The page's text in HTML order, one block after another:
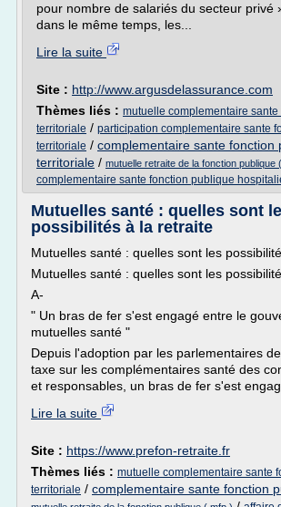
pour nombre de salariés du secteur privé
dans le même temps, les...
Lire la suite
Site : http://www.argusdelassurance.com
Thèmes liés : mutuelle complementaire
territoriale / participation complementaire sante
territoriale / complementaire sante fonction
territoriale / mutuelle retraite de la fonction publique
complementaire sante fonction publique
Mutuelles santé : quelles sont
possibilités à la retraite
Mutuelles santé : quelles sont les
Mutuelles santé : quelles sont les
A-
" Un bras de fer s'est engagé entre le
mutuelles santé "
Depuis l'adoption par les parlementaires
taxe sur les complémentaires santé des
et responsables, un bras de fer s'est
Lire la suite
Site : https://www.prefon-retraite.fr
Thèmes liés : mutuelle complementaire sante
territoriale / complementaire sante fonction